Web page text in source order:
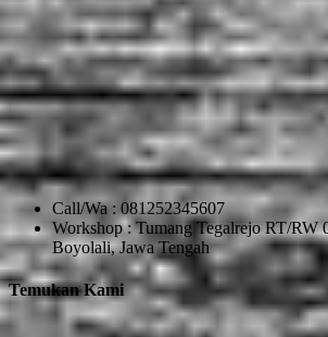
Call/Wa : 081252345607
Workshop : Tumang Tegalrejo RT/RW
Boyolali, Jawa Tengah
Temukan Kami